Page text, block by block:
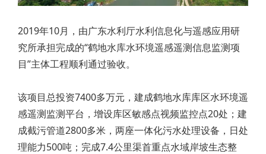
2019年10月，由广东水利厅水利信息化与遥感应用研
究所承担完成的“鹤地水库水环境遥感遥测信息监测项
目”主体工程顺利通过验收。
该项目总投资7400多万元，建成鹤地水库库区水环境遥
感遥测监测平台，增设库区敏感点视频监控点20处；建
成截污管道2800多米，两座一体化污水处理设备，日处
理能力500吨；完成7.4公里渠首重点水域岸坡生态整